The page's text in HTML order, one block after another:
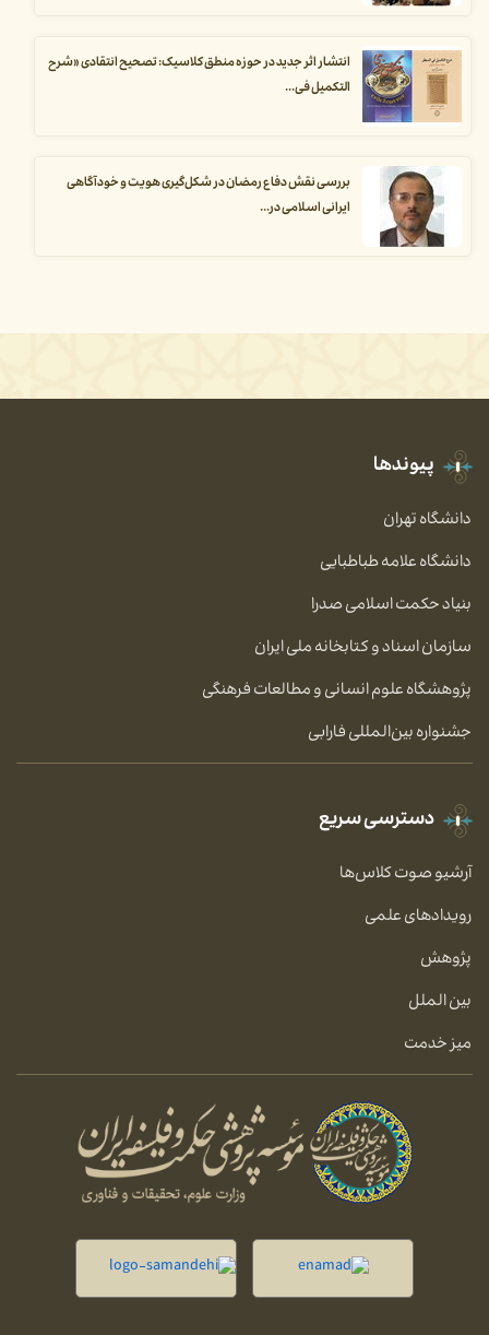
انتشار اثر جدید در حوزه منطق کلاسیک: تصحیح انتقادی «شرح
التکمیل فی...
بررسی نقش دفاع رمضان در شکل‌گیری هویت و خودآگاهی
ایرانی اسلامی در...
پیوندها
دانشگاه تهران
دانشگاه علامه طباطبایی
بنیاد حکمت اسلامی صدرا
سازمان اسناد و کتابخانه ملی ایران
پژوهشگاه علوم انسانی و مطالعات فرهنگی
جشنواره بین‌المللی فارابی
دسترسی سریع
آرشیو صوت کلاس‌ها
رویدادهای علمی
پژوهش
بین الملل
میز خدمت